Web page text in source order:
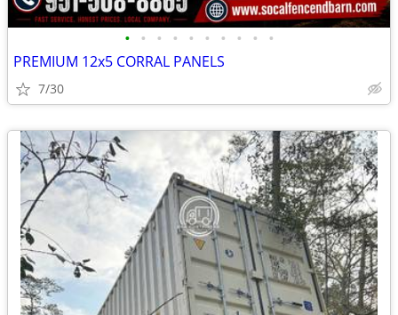
• • • • • • • • • •
PREMIUM 12x5 CORRAL PANELS
7/30